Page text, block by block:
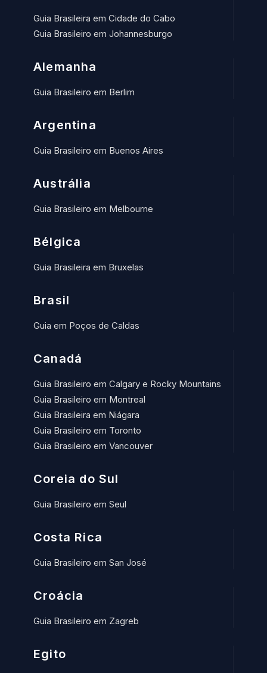
Guia Brasileira em Cidade do Cabo
Guia Brasileiro em Johannesburgo
Alemanha
Guia Brasileiro em Berlim
Argentina
Guia Brasileiro em Buenos Aires
Austrália
Guia Brasileiro em Melbourne
Bélgica
Guia Brasileira em Bruxelas
Brasil
Guia em Poços de Caldas
Canadá
Guia Brasileiro em Calgary e Rocky Mountains
Guia Brasileiro em Montreal
Guia Brasileira em Niágara
Guia Brasileiro em Toronto
Guia Brasileiro em Vancouver
Coreia do Sul
Guia Brasileiro em Seul
Costa Rica
Guia Brasileiro em San José
Croácia
Guia Brasileiro em Zagreb
Egito